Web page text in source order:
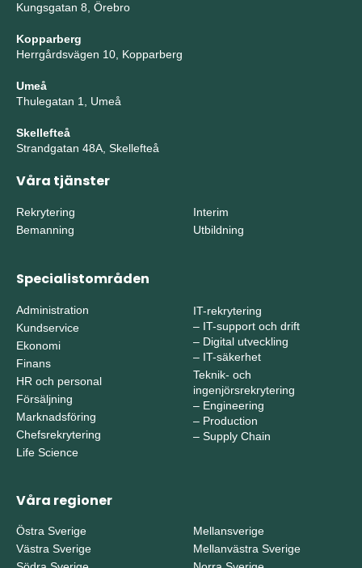
Kungsgatan 8, Örebro
Kopparberg
Herrgårdsvägen 10, Kopparberg
Umeå
Thulegatan 1, Umeå
Skellefteå
Strandgatan 48A, Skellefteå
Våra tjänster
Rekrytering
Bemanning
Interim
Utbildning
Specialistområden
Administration
Kundservice
Ekonomi
Finans
HR och personal
Försäljning
Marknadsföring
Chefsrekrytering
Life Science
IT-rekrytering
– IT-support och drift
– Digital utveckling
– IT-säkerhet
Teknik- och
ingenjörsrekrytering
– Engineering
– Production
– Supply Chain
Våra regioner
Östra Sverige
Västra Sverige
Mellansverige
Mellanvästra Sverige